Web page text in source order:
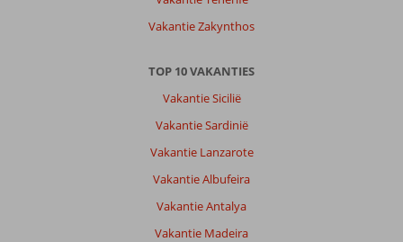
Vakantie Zakynthos
TOP 10 VAKANTIES
Vakantie Sicilië
Vakantie Sardinië
Vakantie Lanzarote
Vakantie Albufeira
Vakantie Antalya
Vakantie Madeira